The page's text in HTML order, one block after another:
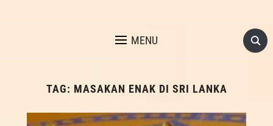
MENU
TAG: MASAKAN ENAK DI SRI LANKA